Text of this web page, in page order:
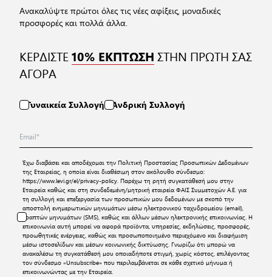
Ανακαλύψτε πρώτοι όλες τις νέες αφίξεις, μοναδικές
προσφορές και πολλά άλλα.
ΚΕΡΔΙΣΤΕ10% ΕΚΠΤΩΣΗ ΣΤΗΝ ΠΡΩΤΗ ΣΑΣ
ΑΓΟΡΑ
Γυναικεία Συλλογή Ανδρική Συλλογή
Έχω διαβάσει και αποδέχομαι την Πολιτική Προστασίας Προσωπικών Δεδομένων
της Εταιρείας, η οποία είναι διαθέσιμη στον ακόλουθο σύνδεσμο:
https://www.levi.gr/el/privacy-policy. Παρέχω τη ρητή συγκατάθεσή μου στην
Εταιρεία καθώς και στη συνδεδεμένη/μητρική εταιρεία ΦΑΙΣ Συμμετοχών Α.Ε. για
τη συλλογή και επεξεργασία των προσωπικών μου δεδομένων με σκοπό την
αποστολή ενημερωτικών μηνυμάτων μέσω ηλεκτρονικού ταχυδρομείου (email),
γραπτών μηνυμάτων (SMS), καθώς και άλλων μέσων ηλεκτρονικής επικοινωνίας. Η
επικοινωνία αυτή μπορεί να αφορά προϊόντα, υπηρεσίες, εκδηλώσεις, προσφορές,
προωθητικές ενέργειες, καθώς και προσωποποιημένο περιεχόμενο και διαφήμιση
μέσω ιστοσελίδων και μέσων κοινωνικής δικτύωσης. Γνωρίζω ότι μπορώ να
ανακαλέσω τη συγκατάθεσή μου οποιαδήποτε στιγμή, χωρίς κόστος, επιλέγοντας
τον σύνδεσμο «Unsubscribe» που περιλαμβάνεται σε κάθε σχετικό μήνυμα ή
επικοινωνώντας με την Εταιρεία.